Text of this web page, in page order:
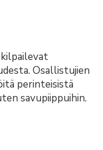
Osallistujien
perinteisistä
savupiippuihin.